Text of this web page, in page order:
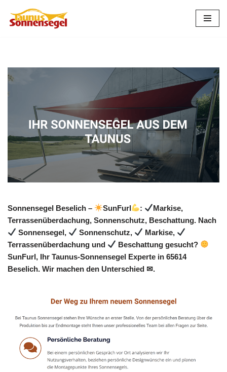
Zum
Sonnensegel Beselich – SunFurl :
Markise,
Terrassenüberdachung, Sonnenschutz, Beschattung. Nach
Sonnensegel,
Sonnenschutz,
Markise,
Terrassenüberdachung und
Beschattung gesucht?
SunFurl, Ihr Taunus-Sonnensegel Experte in 65614
Beselich. Wir machen den Unterschied ✉.